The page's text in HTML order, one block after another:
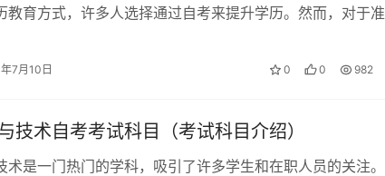
教育方式，许多人选择通过自考来提升学历。然而，对于准
7月10日 0 0 982
技术自考考试科目（考试科目介绍）
术是一门热门的学科，吸引了许多学生和在职人员的关注